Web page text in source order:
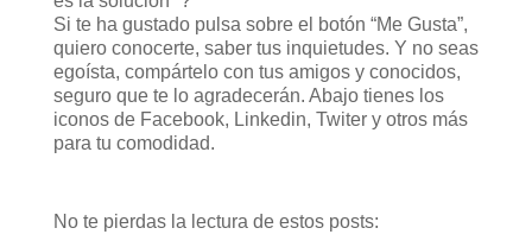
Si te ha gustado pulsa sobre el botón “Me Gusta”,
quiero conocerte, saber tus inquietudes. Y no seas
egoísta, compártelo con tus amigos y conocidos,
seguro que te lo agradecerán. Abajo tienes los
iconos de Facebook, Linkedin, Twiter y otros más
para tu comodidad.
No te pierdas la lectura de estos posts: